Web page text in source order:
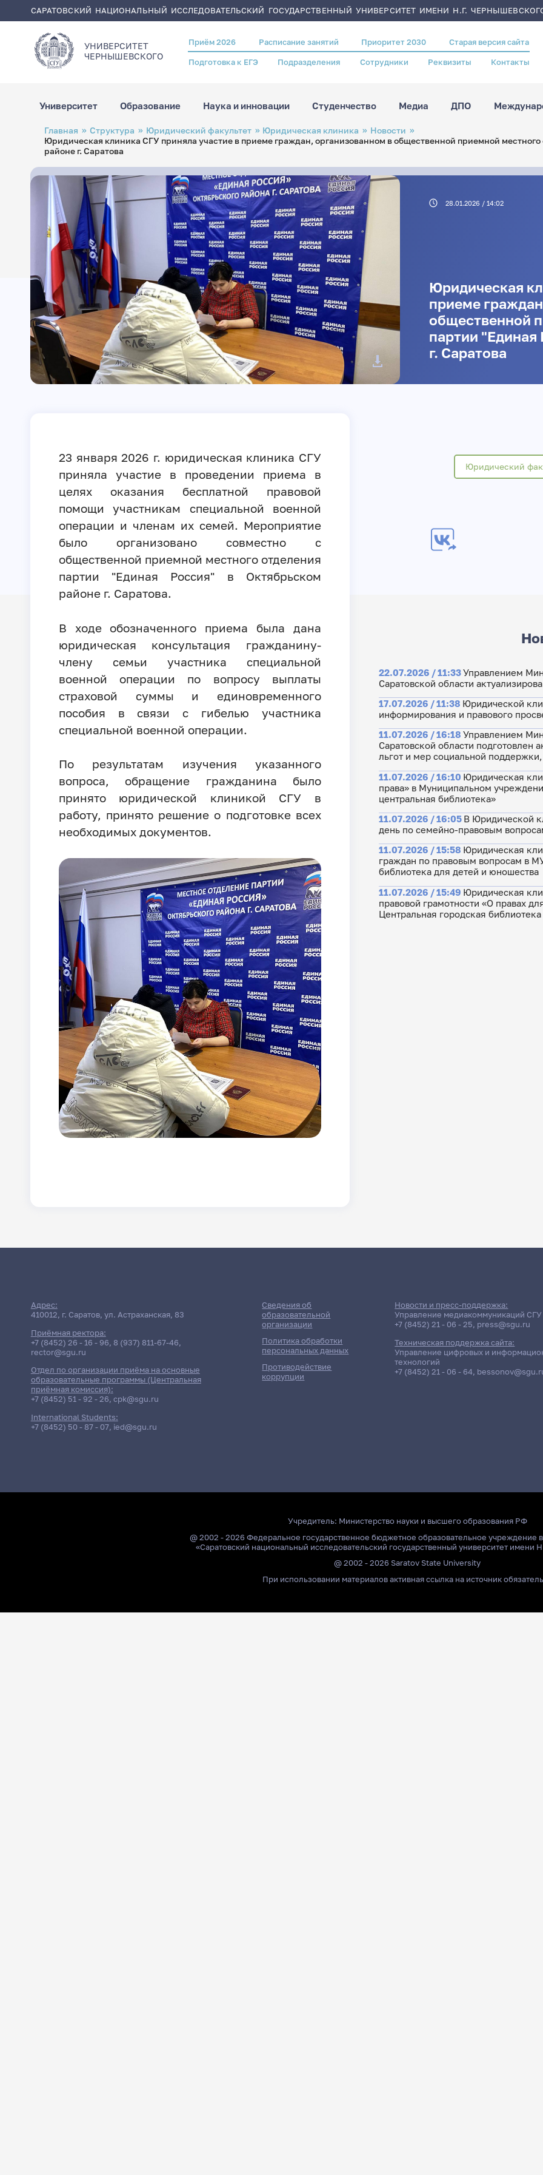
САРАТОВСКИЙ НАЦИОНАЛЬНЫЙ ИССЛЕДОВАТЕЛЬСКИЙ ГОСУДАРСТВЕННЫЙ УНИВЕРСИТЕТ ИМЕНИ Н.Г.
УНИВЕРСИТЕТ
ЧЕРНЫШЕВСКОГO
Header
menu
Приём 2026 Расписание занятий Приоритет 2030 Старая версия сайта
Подготовка к ЕГЭ Подразделения Сотрудники Реквизиты Контакты
Университет Образование Наука и инновации Студенчество Медиа ДПО
Строка
навигации
Главная Структура Юридический факультет Юридическая клиника
Новости
Юридическая клиника СГУ приняла участие в приеме граждан, организованном в общественной приемной
районе г. Саратова
28.01.2026 / 14:02
Юридическая
приеме
общественной
партии "Единая
г. Саратова
23 января 2026 г. юридическая клиника СГУ
приняла участие в проведении приема в
целях оказания бесплатной правовой
помощи участникам специальной военной
операции и членам их семей. Мероприятие
было организовано совместно с
общественной приемной местного отделения
партии "Единая Россия" в Октябрьском
районе г. Саратова.
В ходе обозначенного приема была дана
юридическая консультация гражданину-
члену семьи участника специальной
военной операции по вопросу выплаты
страховой суммы и единовременного
пособия в связи с гибелью участника
специальной военной операции.
По результатам изучения указанного
вопроса, обращение гражданина было
принято юридической клиникой СГУ в
работу, принято решение о подготовке всех
необходимых документов.
Юридический
22.07.2026 / 11:33Управлением
Саратовской области
17.07.2026 / 11:38 Юридической
информирования и правового
11.07.2026 / 16:18 Управлением
Саратовской области подготовлен
льгот и мер социальной
11.07.2026 / 16:10 Юридическая
права» в Муниципальном
центральная библиотека»
11.07.2026 / 16:05 В Юридической
день по семейно-правовым
11.07.2026 / 15:58 Юридическая
граждан по правовым вопросам в
библиотека для детей и юношества
11.07.2026 / 15:49 Юридическая
правовой грамотности «О правах
Центральная городская
Адрес:
410012, г. Саратов, ул. Астраханская, 83
Приёмная ректора:
+7 (8452) 26 - 16 - 96, 8 (937) 811-67-46,
rector@sgu.ru
Отдел по организации приёма на основные
образовательные программы (Центральная
приёмная комиссия):
+7 (8452) 51 - 92 - 26, cpk@sgu.ru
International Students:
+7 (8452) 50 - 87 - 07, ied@sgu.ru
Сведения об
образовательной
организации
Политика обработки
персональных данных
Противодействие
коррупции
Новости и пресс-поддержка:
Управление медиакоммуникаций СГУ
+7 (8452) 21 - 06 - 25, press@sgu.ru
Техническая поддержка сайта:
Управление цифровых и
технологий
+7 (8452) 21 - 06 - 64,
Учредитель: Министерство науки и высшего образования РФ
@ 2002 - 2026 Федеральное государственное бюджетное образовательное учреждение
«Саратовский национальный исследовательский государственный университет имени
@ 2002 - 2026 Saratov State University
При использовании материалов активная ссылка на источник